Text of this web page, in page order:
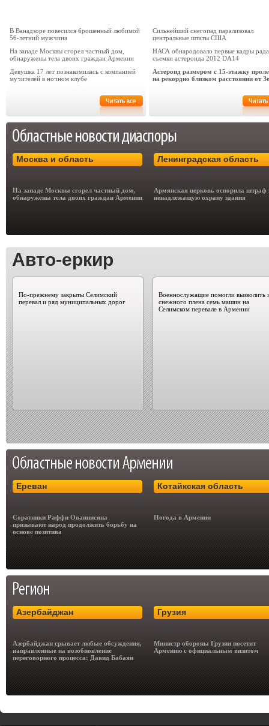
В Ванадзоре повесился брошенный любимой
56-летний мужчина
На западе Москвы сгорел частный дом,
обнаружены тела двоих граждан Армении
Девушка 17 лет познакомилась с компанией
мучителей в ночном клубе
Сильнейший снегопад парализовал
центральные штаты США
НАСА обнародовало первые кадры
съемки астероида 2012 DA14
Астероид размером с 15-этажку
на рекордно близком расстоянии от
Москва и область
На западе Москвы сгорел частный дом,
обнаружены тела двоих граждан Армении
Ленинградская область
Армянская церковь оспорила штраф
ненадлежащую охрану здания
Авто-еркир
По-прежнему закрыты Селимский
перевал и ряд муниципальных дорог
Военнослужащие помогли вызволить
снежного плена семь машин на
Селимском перевале в Армении
Ереван
Соратники Раффи Ованнисяна
призывают народ продолжить борьбу на
основе позитива
Котайкская область
Погода в Армении
Азербайджан
Азербайджан срывает любые обсуждения,
направленные на возобновление
переговорного процесса: Давид Бабаян
Грузия
Министр обороны Грузии посетит
Армению с официальным визитом